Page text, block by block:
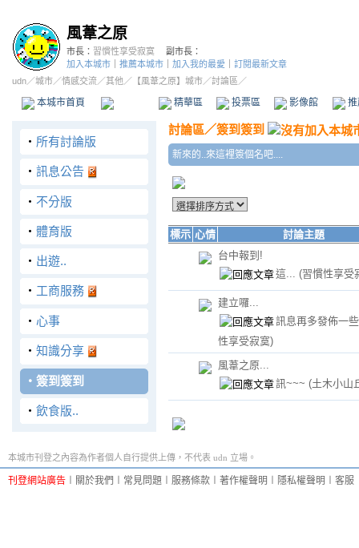
風葦之原
市長： 習慣性享受寂寞
副市長：
加入本城市
推薦本城市 加入我的最愛
訂閱最新文章
udn／城市／情感交流／其他 ／ 【風葦之原】城市／討論區／
本城市首頁 精華區 投票區 影像館
‧ 所有討論版
‧ 訊息公告
‧ 不分版
‧ 體育版
‧ 出遊..
‧ 工商服務
‧ 心事
‧ 知識分享
‧ 簽到簽到
‧ 飲食版..
討論區／簽到簽到
新來的..來這裡簽個名吧....
標示 心情
討論主題
台中報到!
這... (習慣性享受
建立囉...
訊息再多發佈一
性享受寂寞)
風葦之原...
訊~~~ (土木小山
本城市刊登之內容為作者個人自行提供上傳，不代表 udn 立場。
刊登網站廣告 關於我們 常見問題 服務條款 著作權聲明 隱私權聲明 客服